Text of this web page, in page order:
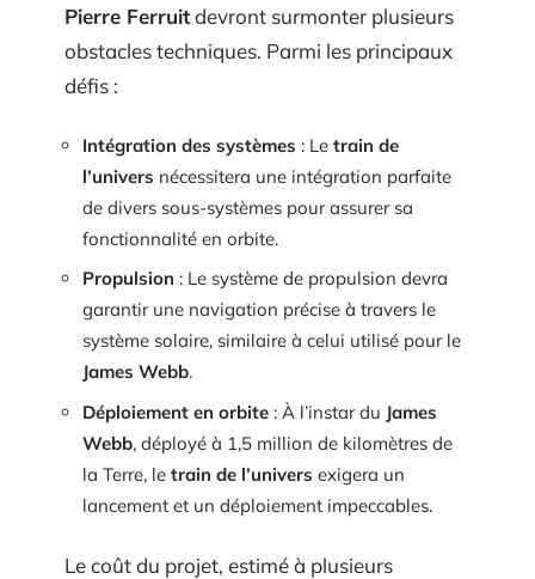
Pierre Ferruitdevront surmonter plusieurs
obstacles techniques. Parmi les principaux
défis :
Intégration des systèmes : Le train de
l’univers nécessitera une intégration parfaite
de divers sous-systèmes pour assurer sa
fonctionnalité en orbite.
Propulsion : Le système de propulsion devra
garantir une navigation précise à travers le
système solaire, similaire à celui utilisé pour le
James Webb.
Déploiement en orbite : À l’instar du James
Webb, déployé à 1,5 million de kilomètres de
la Terre, le train de l’univers exigera un
lancement et un déploiement impeccables.
Le coût du projet, estimé à plusieurs